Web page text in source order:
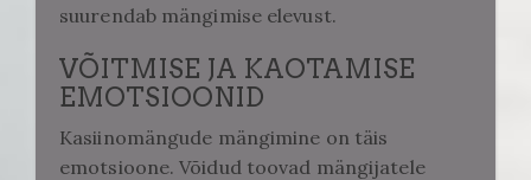
suurendab mängimise elevust.
VÕITMISE JA KAOTAMISE
EMOTSIOONID
Kasiinomängude mängimine on täis
emotsioone. Võidud toovad mängijatele